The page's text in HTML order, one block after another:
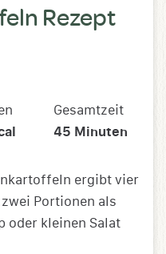
Rezept
Gesamtzeit
45 Minuten
ergibt vier
Portionen als
oder kleinen Salat